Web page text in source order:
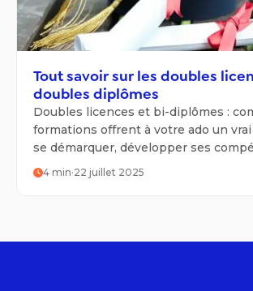
Tout savoir sur les doubles
doubles diplômes
Doubles licences et bi-diplômes :
formations offrent à votre ado un
se démarquer, développer ses
viser plus haut.
4 min·22 juillet 2025